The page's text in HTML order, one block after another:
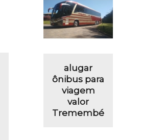
alugar
ônibus para
viagem
valor
Tremembé